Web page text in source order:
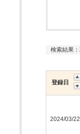
検索結果：
登録日
2024/03/22